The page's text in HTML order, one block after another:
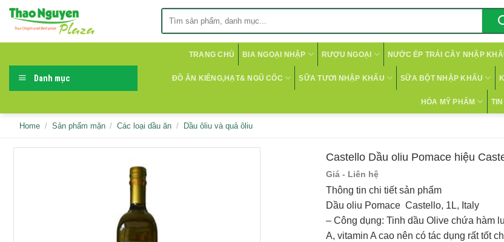
Skip
Danh mục
TRANG CHỦ BIA NGOẠI NHẬP RƯỢU NGOẠI NƯỚC ÉP TRÁI CÂY NHẬP
ĐỒ ĂN KIÊNG,HẠT& NGŨ CỐC SỮA TƯƠI NHẬP KHẨU SỮA BỘT NHẬP KHẨU
HÓA MỸ PHẨM
Home / Sản phẩm mặn / Các loại dầu ăn / Dầu ôliu và quả ôliu
Castello Dầu oliu Pomace hiệu
Giá - Liên hệ
Thông tin chi tiết sản phẩm
Dầu oliu Pomace Castello, 1L, Italy
– Công dụng: Tinh dầu Olive chứa hàm
A, vitamin A cao nên có tác dụng rất tốt